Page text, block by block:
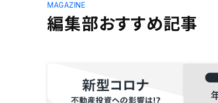
編集部おすすめ記事
MAGAZINE